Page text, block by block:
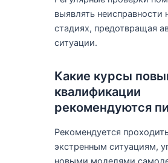
выявлять неисправности
стадиях, предотвращая
ситуации.
Какие курсы
квалификации
рекомендуются
Рекомендуется
экстренным ситуациям,